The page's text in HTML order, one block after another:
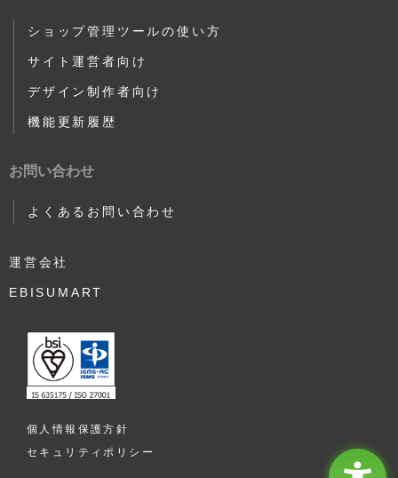
ショップ管理ツールの使い方
サイト運営者向け
デザイン制作者向け
機能更新履歴
お問い合わせ
よくあるお問い合わせ
運営会社
EBISUMART
個人情報保護方針
セキュリティポリシー